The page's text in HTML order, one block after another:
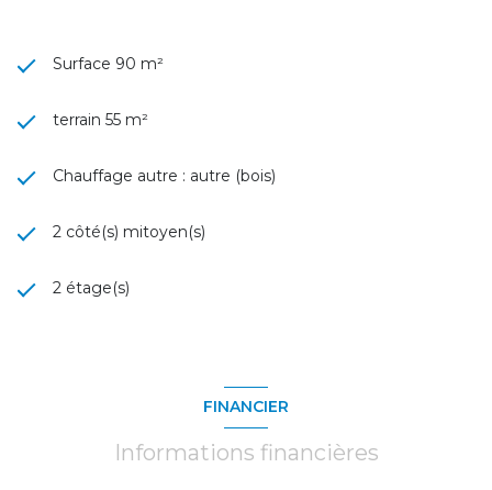
Surface 90 m²
terrain 55 m²
Chauffage autre : autre (bois)
2 côté(s) mitoyen(s)
2 étage(s)
FINANCIER
Informations financières